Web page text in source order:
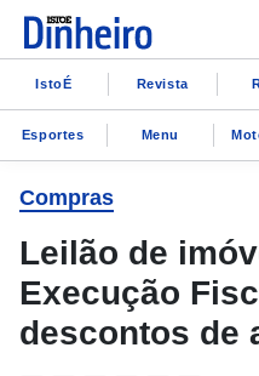
IstoÉ Revista
Esportes Menu
Compras
Leilão de
Execução
descontos de